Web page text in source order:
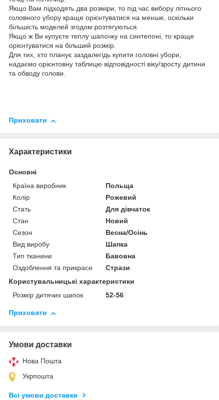
Якщо Вам підходять два розміри, то під час вибору літнього
головного убору краще орієнтуватися на менше, оскільки
більшість моделей згодом розтягуються.
Якщо ж Ви купуєте теплу шапочку на синтепоні, то краще
орієнтуватися на більший розмір.
Для тих, хто планує заздалегідь купити головні убори,
надаємо орієнтовну таблицю відповідності віку/зросту дитини
та обводу голови.
Приховати
Характеристики
Основні
Країна виробник
Польща
Колір
Рожевий
Стать
Для дівчаток
Стан
Новий
Сезон
Весна/Осінь
Вид виробу
Шапка
Тип тканини
Бавовна
Оздоблення та прикраси
Стрази
Користувальницькі характеристики
Розмір дитячих шапок
52-56
Приховати
Умови доставки
Нова Пошта
Укрпошта
Всі умови доставки